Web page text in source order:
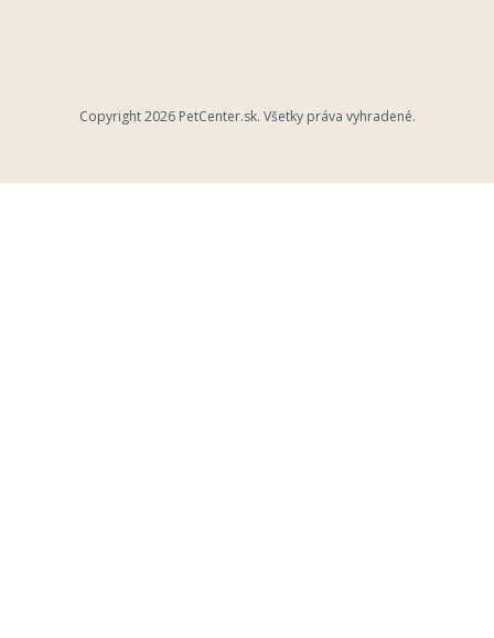
Copyright 2026 PetCenter.sk. Všetky práva vyhradené.